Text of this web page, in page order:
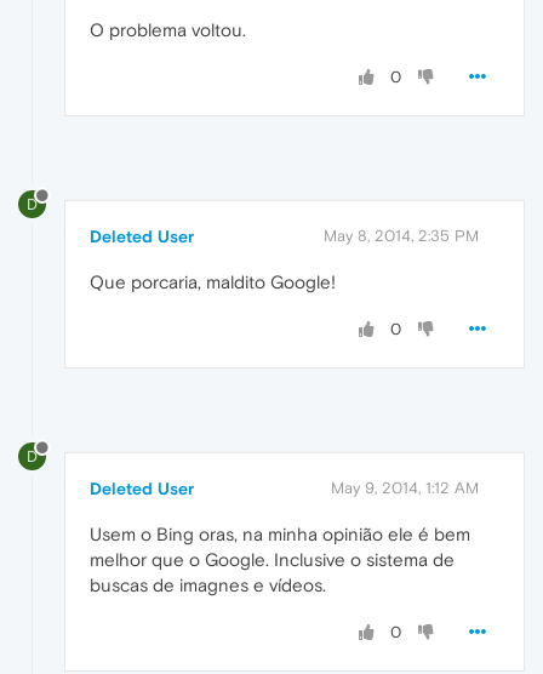
O problema voltou.
0
D
Deleted User May 8, 2014, 2:35 PM
Que porcaria, maldito Google!
0
D
Deleted User May 9, 2014, 1:12 AM
Usem o Bing oras, na minha opinião ele é bem
melhor que o Google. Inclusive o sistema de
buscas de imagnes e vídeos.
0